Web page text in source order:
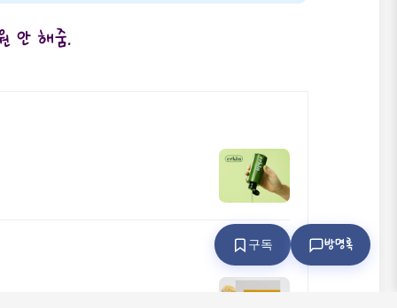
안 해줌.
구독 방명록